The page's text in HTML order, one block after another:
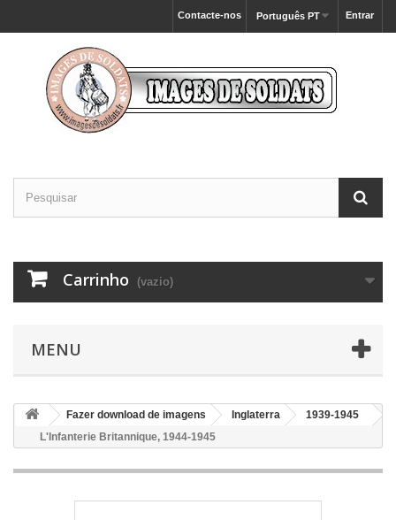
Entrar
Português PT
Contacte-nos
Carrinho (vazio)
MENU
Fazer download de imagens Inglaterra
1939-1945
L'Infanterie Britannique, 1944-1945